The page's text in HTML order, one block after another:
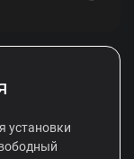
установки